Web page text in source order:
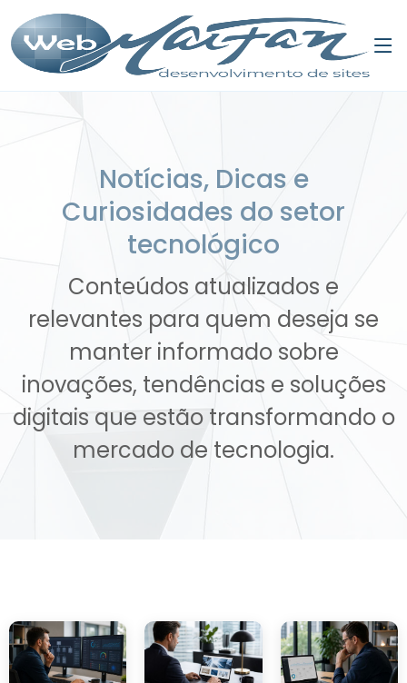
Notícias, Dicas e
Curiosidades do setor
tecnológico
Conteúdos atualizados e
relevantes para quem deseja se
manter informado sobre
inovações, tendências e soluções
digitais que estão transformando o
mercado de tecnologia.